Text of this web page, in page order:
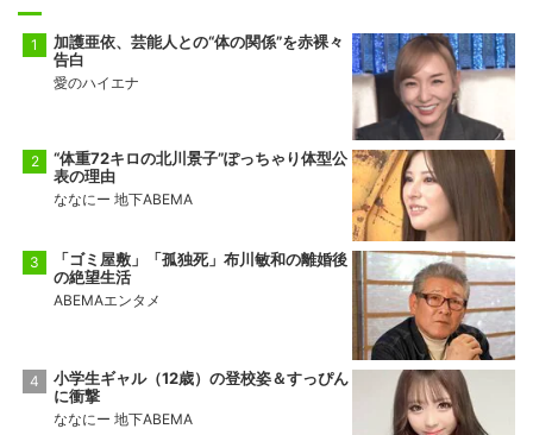
加護亜依、芸能人との“体の関係”を赤裸々
告白
愛のハイエナ
“体重72キロの北川景子”ぽっちゃり体型公
表の理由
ななにー 地下ABEMA
「ゴミ屋敷」「孤独死」布川敏和の離婚後
の絶望生活
ABEMAエンタメ
小学生ギャル（12歳）の登校姿＆すっぴん
に衝撃
ななにー 地下ABEMA